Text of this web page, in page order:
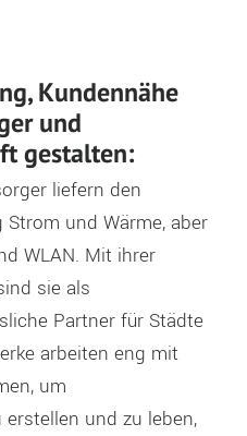
Kundennähe
und
gestalten:
liefern den
und Wärme, aber
WLAN. Mit ihrer
sie als
Partner für Städte
arbeiten eng mit
um
und zu leben,